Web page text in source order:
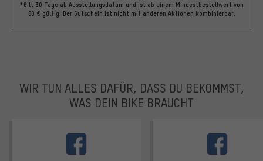
*Gilt 30 Tage ab Ausstellungsdatum und ist ab einem Mindestbestellwert von
60 € gültig. Der Gutschein ist nicht mit anderen Aktionen kombinierbar.
WIR TUN ALLES DAFÜR, DASS DU BEKOMMST,
WAS DEIN BIKE BRAUCHT